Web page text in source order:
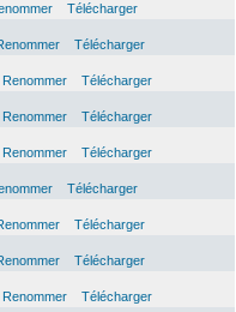
Télécharger
Télécharger
Renommer
Télécharger
Renommer
Télécharger
Renommer
Télécharger
Télécharger
Télécharger
Télécharger
Renommer
Télécharger